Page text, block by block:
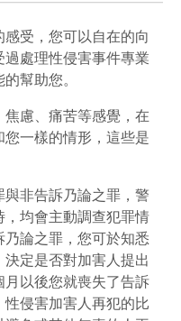
分
facebook
列
受，您可以自在的向
處理性侵害事件專業
幫助您。
慮、痛苦等感覺，在
一樣的情形，這些是
非告訴乃論之罪，警
均會主動調查犯罪情
論之罪，您可於知悉
定是否對加害人提出
以後您就喪失了告訴
侵害加害人再犯的比